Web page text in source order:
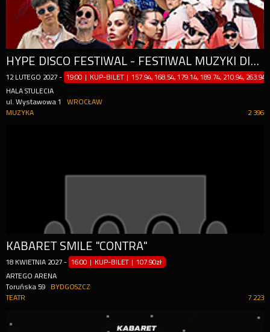
HYPE DISCO FESTIWAL - FESTIWAL MUZYKI DISCO WROCŁAW
12 LUTEGO 2027 - 19:00 | KUP-BILET |157.94, 168.54, 179.14, 189.74, 210.94,
HALA STULECIA
ul. Wystawowa 1
WROCŁAW
2 396
MUZYKA
KABARET SMILE "CONTRA"
18 KWIETNIA 2027 - 16:00 | KUP-BILET |107.90zł
ARTEGO ARENA
Toruńska 59
BYDGOSZCZ
7 223
TEATR